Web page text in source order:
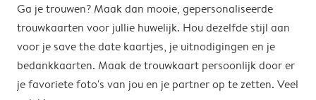
Ga je trouwen? Maak dan mooie, gepersonaliseerde
trouwkaarten voor jullie huwelijk. Hou dezelfde stijl aan
voor je save the date kaartjes, je uitnodigingen en je
bedankkaarten. Maak de trouwkaart persoonlijk door er
je favoriete foto's van jou en je partner op te zetten. Veel